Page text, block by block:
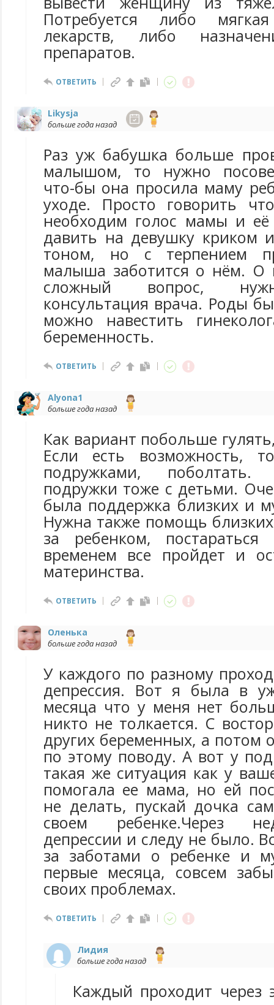
Потребуется либо
лекарств, либо
препаратов.
ОТВЕТИТЬ
Likysja
больше года назад
Раз уж бабушка больше
малышом, то нужно
что-бы она просила маму
уходе. Просто говорить
необходим голос мамы и её
давить на девушку криком
тоном, но с терпением
малыша заботится о нём. О
сложный вопрос,
консультация врача. Роды
можно навестить
беременность.
ОТВЕТИТЬ
Alyona1
больше года назад
Как вариант побольше
Если есть возможность,
подружками,
подружки тоже с детьми.
была поддержка близких и
Нужна также помощь
за ребенком,
временем все пройдет и
материнства.
ОТВЕТИТЬ
Оленька
больше года назад
У каждого по разному
депрессия. Вот я была в
месяца что у меня нет
никто не толкается. С
других беременных, а потом
по этому поводу. А вот у
такая же ситуация как у
помогала ее мама, но ей
не делать, пускай дочка
своем ребенке.Через
депрессии и следу не было.
за заботами о ребенке и
первые месяца, совсем
своих проблемах.
ОТВЕТИТЬ
Лидия
больше года назад
Каждый проходит